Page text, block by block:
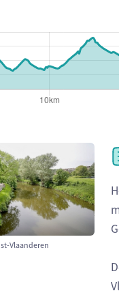
Vlaanderen